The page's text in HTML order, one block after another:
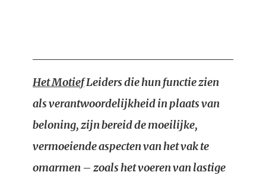
Het MotiefLeiders die hun functie zien
als verantwoordelijkheid in plaats van
beloning, zijn bereid de moeilijke,
vermoeiende aspecten van het vak te
omarmen – zoals het voeren van lastige